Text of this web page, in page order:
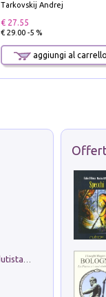
Tarkovskij Andrej
€ 27.55
€ 29.00 -5 %
aggiungi al carrello
Pietro Bellotti Detto Canaletty. Un Vedutista Veneziano nella Francia dell'Ancien Régime